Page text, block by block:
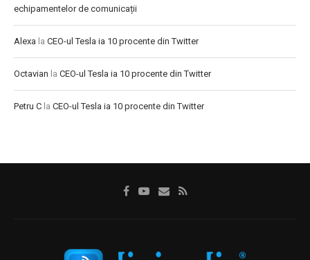
echipamentelor de comunicații
Alexa la CEO-ul Tesla ia 10 procente din Twitter
Octavian la CEO-ul Tesla ia 10 procente din Twitter
Petru C la CEO-ul Tesla ia 10 procente din Twitter